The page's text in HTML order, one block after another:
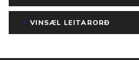
VINSÆL LEITARORÐ